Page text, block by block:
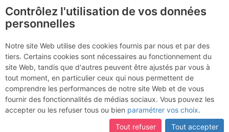
L3 en traversée de
couloir suspendu
Activités
Date/heure
Contrôlez l'utilisation de vos données
personnelles
Notre site Web utilise des cookies fournis par nous et par des
tiers. Certains cookies sont nécessaires au fonctionnement du
site Web, tandis que d'autres peuvent être ajustés par vous à
tout moment, en particulier ceux qui nous permettent de
comprendre les performances de notre site Web et de vous
fournir des fonctionnalités de médias sociaux. Vous pouvez les
accepter ou les refuser tous ou bien paramétrer vos choix.
Tout refuser
Tout accepter